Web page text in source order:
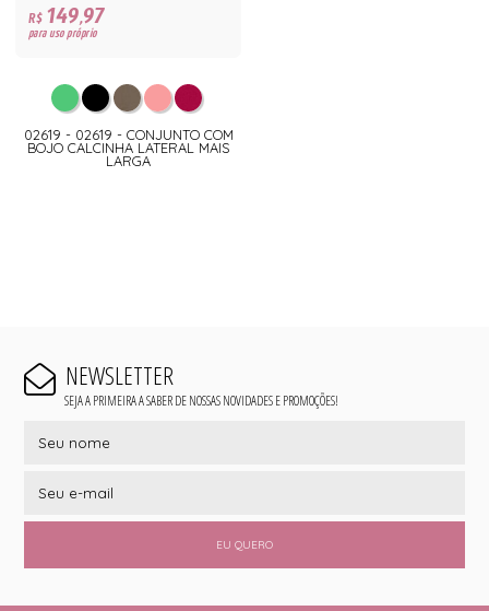
R$149,97
para uso próprio
02619 - 02619 - CONJUNTO COM
BOJO CALCINHA LATERAL MAIS
LARGA
NEWSLETTER
SEJA A PRIMEIRA A SABER DE NOSSAS NOVIDADES E PROMOÇÕES!
EU QUERO